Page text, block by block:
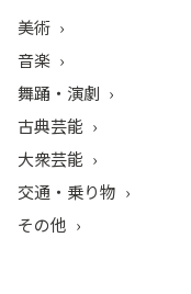
美術
音楽
舞踊・演劇
古典芸能
大衆芸能
交通・乗り物
その他